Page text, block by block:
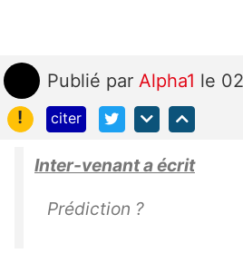
Publié par Alpha1 le
!
citer
Inter-venant a écrit
Prédiction ?